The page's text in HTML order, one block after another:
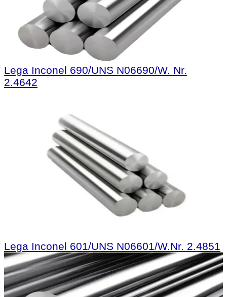
Lega Inconel 690/UNS N06690/W. Nr.
2.4642
Lega Inconel 601/UNS N06601/W.Nr. 2.4851